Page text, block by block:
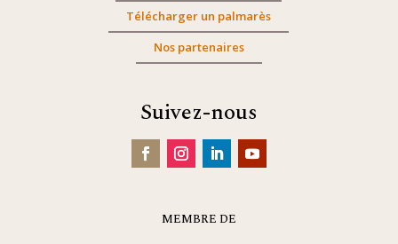
Télécharger un palmarès
Nos partenaires
Suivez-nous
MEMBRE DE